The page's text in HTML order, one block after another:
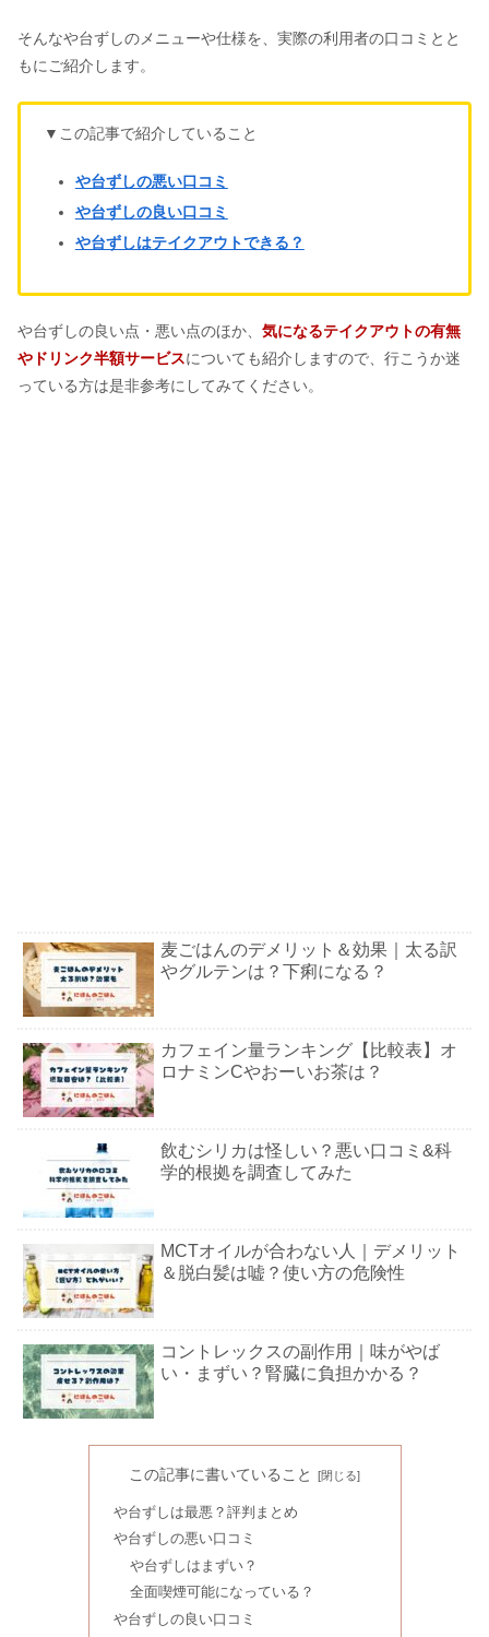
そんなや台ずしのメニューや仕様を、実際の利用者の口コミとと
もにご紹介します。
▼この記事で紹介していること
や台ずしの悪い口コミ
や台ずしの良い口コミ
や台ずしはテイクアウトできる？
や台ずしの良い点・悪い点のほか、 気になるテイクアウトの有無
やドリンク半額サービスについても紹介しますので、行こうか迷
っている方は是非参考にしてみてください。
麦ごはんのデメリット＆効果｜太る訳
やグルテンは？下痢になる？
カフェイン量ランキング【比較表】オ
ロナミンCやおーいお茶は？
飲むシリカは怪しい？悪い口コミ&科
学的根拠を調査してみた
MCTオイルが合わない人｜デメリット
＆脱白髪は嘘？使い方の危険性
コントレックスの副作用｜味がやば
い・まずい？腎臓に負担かかる？
黒烏龍茶飲み続けた結果｜カフェイン
＆烏龍茶の違いは？飲み過ぎNG？
白油は体に悪い＆太る？
この記事に書いていること
や台ずしは最悪？評判まとめ
や台ずしの悪い口コミ
や台ずしはまずい？
全面喫煙可能になっている？
や台ずしの良い口コミ